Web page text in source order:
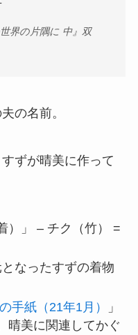
界の片隅に 中』双
の名前。
ずが晴美に作って
）」 – チク（竹） =
なったすずの着物
手紙（21年1月）
」
晴美に関連してかぐ